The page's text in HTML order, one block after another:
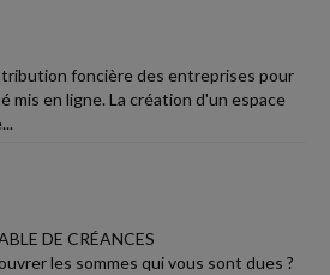
foncière des entreprises pour
mis en ligne. La création d'un espace
DE CRÉANCES
les sommes qui vous sont dues ?